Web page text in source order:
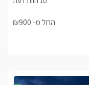
החל מ- ₪900